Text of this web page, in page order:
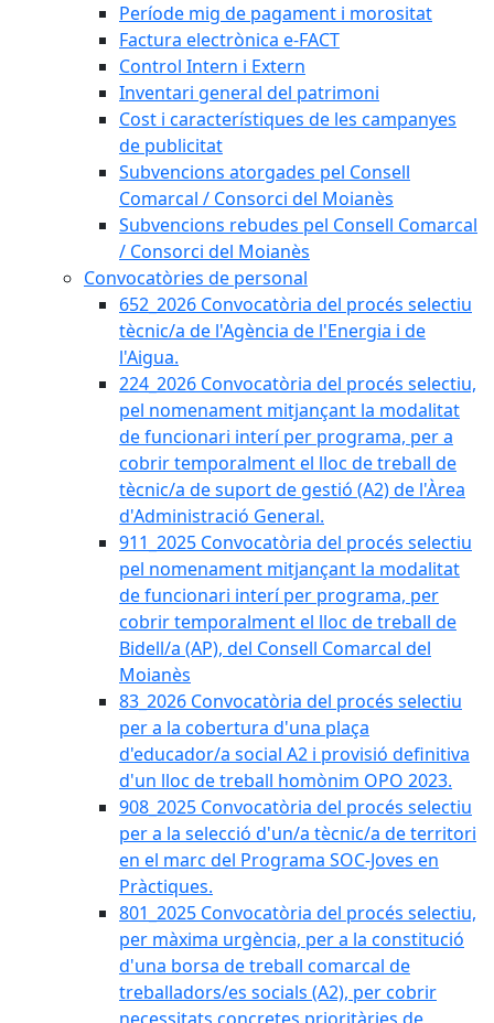
Període mig de pagament i morositat
Factura electrònica e-FACT
Control Intern i Extern
Inventari general del patrimoni
Cost i característiques de les campanyes
de publicitat
Subvencions atorgades pel Consell
Comarcal / Consorci del Moianès
Subvencions rebudes pel Consell Comarcal
/ Consorci del Moianès
Convocatòries de personal
652_2026 Convocatòria del procés selectiu
tècnic/a de l'Agència de l'Energia i de
l'Aigua.
224_2026 Convocatòria del procés selectiu,
pel nomenament mitjançant la modalitat
de funcionari interí per programa, per a
cobrir temporalment el lloc de treball de
tècnic/a de suport de gestió (A2) de l'Àrea
d'Administració General.
911_2025 Convocatòria del procés selectiu
pel nomenament mitjançant la modalitat
de funcionari interí per programa, per
cobrir temporalment el lloc de treball de
Bidell/a (AP), del Consell Comarcal del
Moianès
83_2026 Convocatòria del procés selectiu
per a la cobertura d'una plaça
d'educador/a social A2 i provisió definitiva
d'un lloc de treball homònim OPO 2023.
908_2025 Convocatòria del procés selectiu
per a la selecció d'un/a tècnic/a de territori
en el marc del Programa SOC-Joves en
Pràctiques.
801_2025 Convocatòria del procés selectiu,
per màxima urgència, per a la constitució
d'una borsa de treball comarcal de
treballadors/es socials (A2), per cobrir